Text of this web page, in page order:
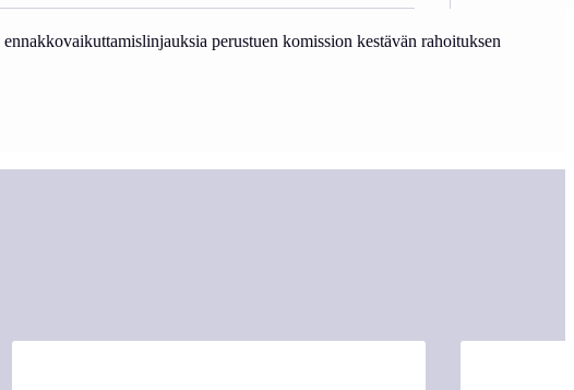
perustuen komission kestävän rahoituksen